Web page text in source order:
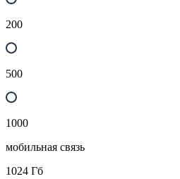
200
500
1000
мобильная связь
1024 Гб